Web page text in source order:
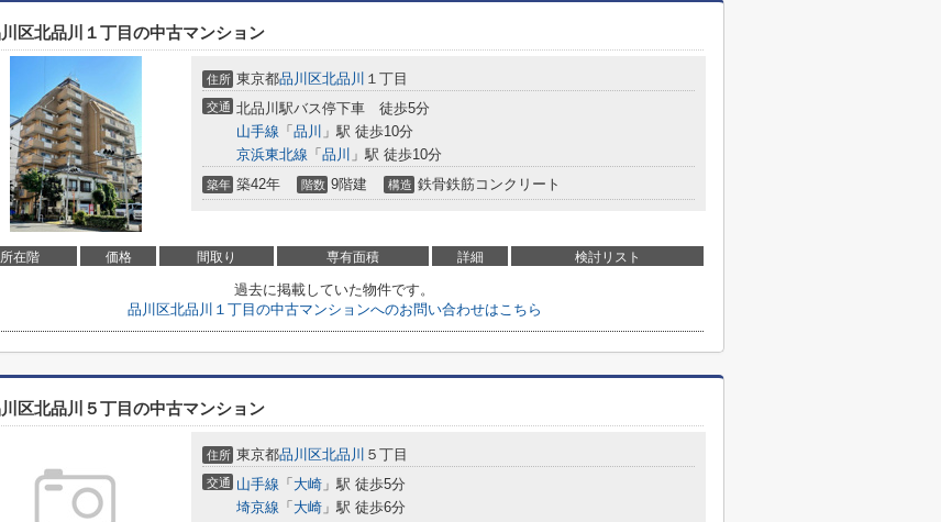
区北品川１丁目の中古マンション
住所 東京都品川区北品川 １丁目
交通 北品川駅バス停下車 徒歩5分
山手線 「 品川 」駅 徒歩10分
京浜東北線 「 品川 」駅 徒歩10分
築年 築42年 階数 9階建 構造 鉄骨鉄筋コンクリート
所在階 価格 間取り 専有面積 詳細 検討リスト
過去に掲載していた物件です。
品川区北品川１丁目の中古マンションへのお問い合わせはこちら
区北品川５丁目の中古マンション
住所 東京都品川区北品川 ５丁目
交通 山手線 「 大崎 」駅 徒歩5分
埼京線 「 大崎 」駅 徒歩6分